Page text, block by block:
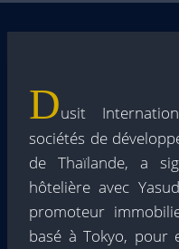
Dusit
sociétés de
de Thaïlande, a
hôtelière avec
promoteur
basé à Tokyo, pour